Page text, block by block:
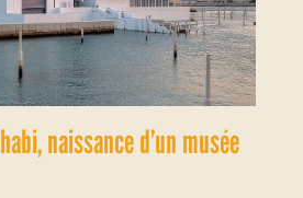
naissance d’un musée